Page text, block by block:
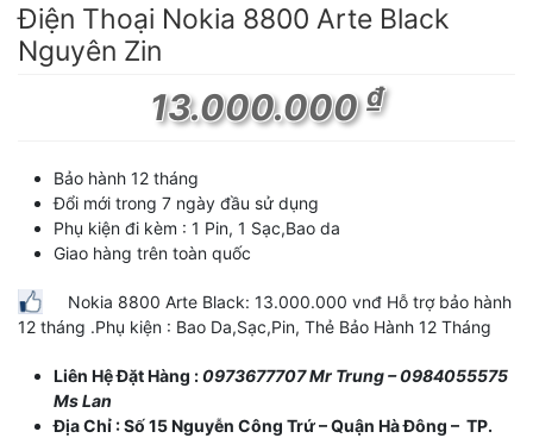
Điện Thoại Nokia 8800 Arte Black
Nguyên Zin
13.000.000₫
Bảo hành 12 tháng
Đổi mới trong 7 ngày đầu sử dụng
Phụ kiện đi kèm : 1 Pin, 1 Sạc,Bao da
Giao hàng trên toàn quốc
Nokia 8800 Arte Black: 13.000.000 vnđ Hỗ trợ bảo hành
12 tháng .Phụ kiện : Bao Da,Sạc,Pin, Thẻ Bảo Hành 12 Tháng
Liên Hệ Đặt Hàng :0973677707 Mr Trung – 0984055575
Ms Lan
Địa Chỉ : Số 15 Nguyễn Công Trứ – Quận Hà Đông – TP.